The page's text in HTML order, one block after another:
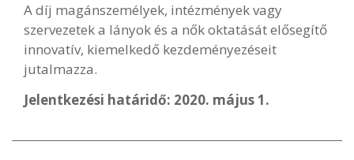
A díj magánszemélyek, intézmények vagy
szervezetek a lányok és a nők oktatását elősegítő
innovatív, kiemelkedő kezdeményezéseit
jutalmazza.
Jelentkezési határidő: 2020. május 1.